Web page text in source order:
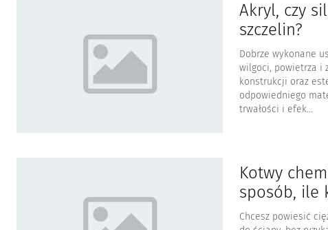
Akryl, czy
szczelin?
Dobrze wykonane
wilgoci, powietrza i
konstrukcji oraz
odpowiedniego
trwałości i efek...
Kotwy
sposób, ile
Chcesz powiesić